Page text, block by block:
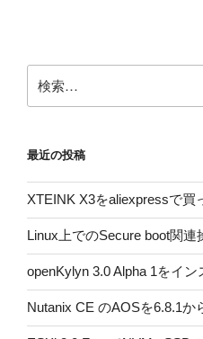
ン
索:
最近の投稿
XTEINK X3をaliexpressで買
Linux上でのSecure boot関連
openKylyn 3.0 Alpha 1をイ
Nutanix CE のAOSを6.8.1か